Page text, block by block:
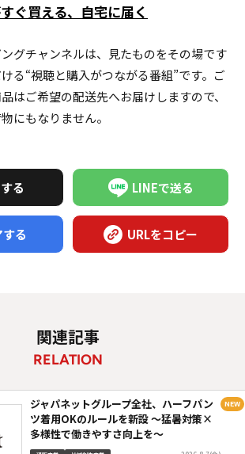
ぐ買える、自宅に届く
グチャンネルは、見たものをその場です
る“視聴と購入がつながる番組”です。ご
はご希望の配送先へお届けしますので、
にもなりません。
る LINEで送る
る URLをコピー
関連記事
RELATION
ジャパネットグループ全社、ハーフパン
ツ着用OKのルールを新設 ～猛暑対策×
多様性で働きやすさ向上を～